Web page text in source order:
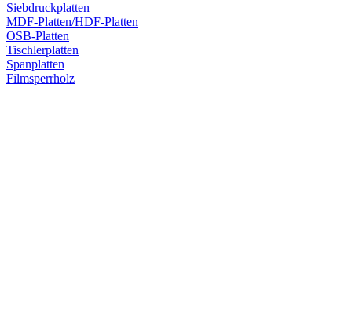
Siebdruckplatten
MDF-Platten/HDF-Platten
OSB-Platten
Tischlerplatten
Spanplatten
Filmsperrholz